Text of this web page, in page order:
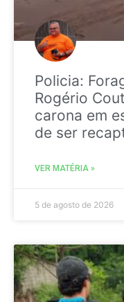
Policia:
Rogério
carona em
de ser
VER MATÉRIA »
5 de agosto de 2026